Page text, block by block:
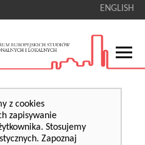
ENGLISH
z cookies
zapisywanie
Stosujemy
Zapoznaj